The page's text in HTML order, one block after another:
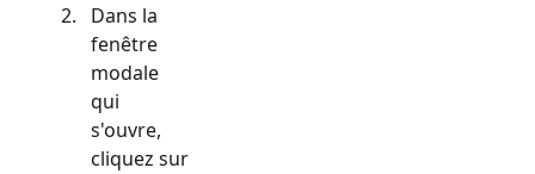
Dans la
fenêtre
modale
qui
s'ouvre,
cliquez sur